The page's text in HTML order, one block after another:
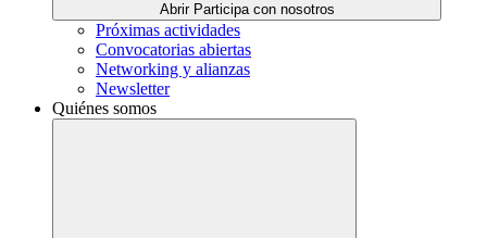
Abrir Participa con nosotros
Próximas actividades
Convocatorias abiertas
Networking y alianzas
Newsletter
Quiénes somos